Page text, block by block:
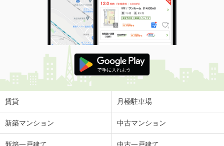
賃貸 月極駐車場
新築マンション 中古マンション
新築一戸建て 中古一戸建て